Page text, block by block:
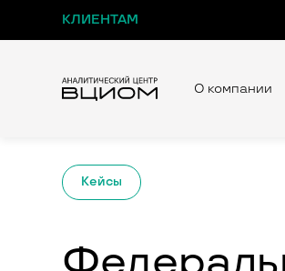
КЛИЕНТАМ
О компании
Кейсы